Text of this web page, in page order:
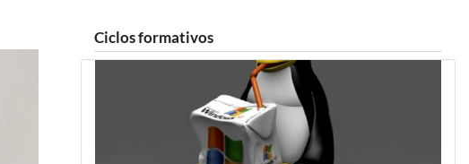
Ciclos formativos